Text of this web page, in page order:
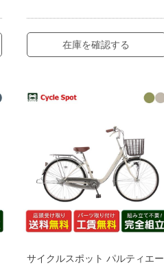
在庫を確認する
サイクルスポット パルティエー